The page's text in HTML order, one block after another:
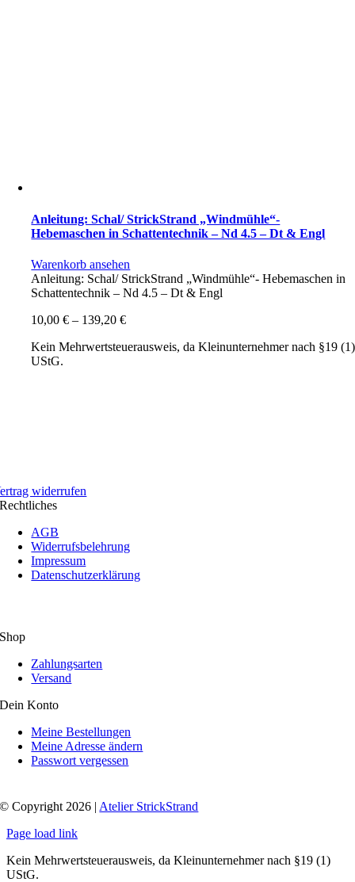
Anleitung: Schal/ StrickStrand „Windmühle“-
Hebemaschen in Schattentechnik – Nd 4.5 – Dt & Engl
Warenkorb ansehen
Anleitung: Schal/ StrickStrand „Windmühle“- Hebemaschen in
Schattentechnik – Nd 4.5 – Dt & Engl
10,00€ – 139,20€
Kein Mehrwertsteuerausweis, da Kleinunternehmer nach §19 (1)
UStG.
widerrufen
Rechtliches
AGB
Widerrufsbelehrung
Impressum
Datenschutzerklärung
Shop
Zahlungsarten
Versand
Dein Konto
Meine Bestellungen
Meine Adresse ändern
Passwort vergessen
© Copyright 2026 | Atelier StrickStrand
Page load link
Kein Mehrwertsteuerausweis, da Kleinunternehmer nach §19 (1)
UStG.